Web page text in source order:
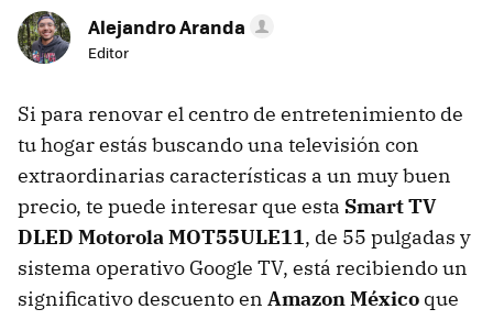
Alejandro Aranda
Editor
Si para renovar el centro de entretenimiento de
tu hogar estás buscando una televisión con
extraordinarias características a un muy buen
precio, te puede interesar que esta Smart TV
DLED Motorola MOT55ULE11, de 55 pulgadas y
sistema operativo Google TV, está recibiendo un
significativo descuento en Amazon México que